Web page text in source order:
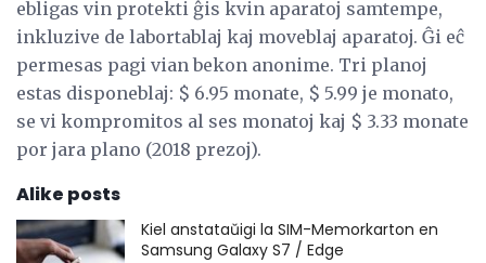
ebligas vin protekti ĝis kvin aparatoj samtempe,
inkluzive de labortablaj kaj moveblaj aparatoj. Ĝi eĉ
permesas pagi vian bekon anonime. Tri planoj
estas disponeblaj: $ 6.95 monate, $ 5.99 je monato,
se vi kompromitos al ses monatoj kaj $ 3.33 monate
por jara plano (2018 prezoj).
Alike posts
Kiel anstataŭigi la SIM-Memorkarton en
Samsung Galaxy S7 / Edge